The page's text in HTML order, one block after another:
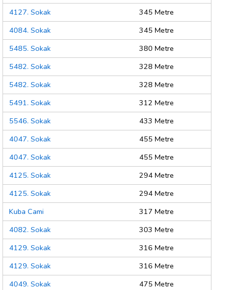
4127. Sokak
345 Metre
4084. Sokak
345 Metre
5485. Sokak
380 Metre
5482. Sokak
328 Metre
5482. Sokak
328 Metre
5491. Sokak
312 Metre
5546. Sokak
433 Metre
4047. Sokak
455 Metre
4047. Sokak
455 Metre
4125. Sokak
294 Metre
4125. Sokak
294 Metre
Kuba Cami
317 Metre
4082. Sokak
303 Metre
4129. Sokak
316 Metre
4129. Sokak
316 Metre
4049. Sokak
475 Metre